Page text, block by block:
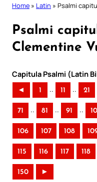
Home » Latin » Psalmi
Psalmi
Clementine
Capitula Psalmi (Latin
◄ 1 .. 11 .. 21
71 .. 81 .. 91 ..
106 107 108
115 116 117 118
150 ►